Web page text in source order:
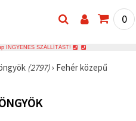
0
INGYENES SZÁLLÍTÁST!
(2797)› Fehér közepű